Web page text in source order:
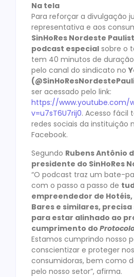
Na tela
Para reforçar a divulgação
representativa e aos
SinHoRes Nordeste
podcast especial sobre o
tem 40 minutos de
pelo canal do sindicato no
ser acessado pelo link:
https://www.youtube.com/
v=u7sT6U7rij0. Acesso fácil
redes sociais da instituição
Facebook.
Segundo Rubens Antônio
presidente do SinHoRes
“O podcast traz um bate-
com o passo a passo de
empreendedor de
Bares e similares,
para estar alinhado ao
cumprimento do
Estamos cumprindo nosso
conscientizar e proteger
consumidoras, bem como
pelo nosso setor”, afirma.